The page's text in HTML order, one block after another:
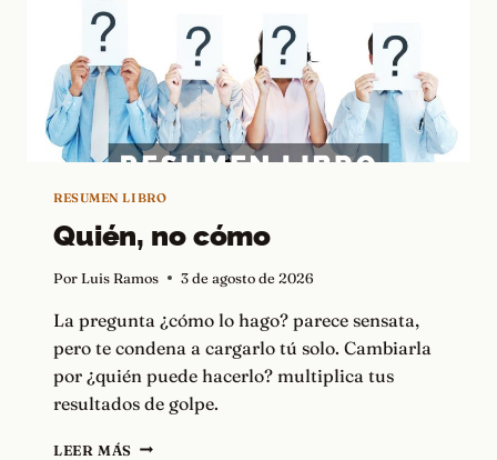
RESUMEN LIBRO
Quién, no cómo
Por Luis Ramos 3 de agosto de 2026
La pregunta ¿cómo lo hago? parece sensata,
pero te condena a cargarlo tú solo. Cambiarla
por ¿quién puede hacerlo? multiplica tus
resultados de golpe.
LEER MÁS QUIÉN,